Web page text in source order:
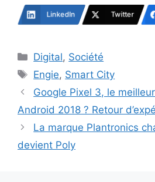
LinkedIn Twitter
Catégories
Digital, Société
Étiquettes
Engie, Smart City
Google Pixel 3, le
Android 2018 ? Retour
La marque Plantronics
devient Poly